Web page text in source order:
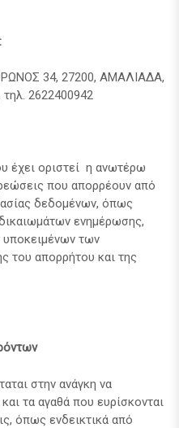
34, 27200, ΑΜΑΛΙΑΔΑ,
2622400942
έχει οριστεί η ανωτέρω
που απορρέουν από
δεδομένων, όπως
ενημέρωσης,
υποκειμένων των
του απορρήτου και της
στην ανάγκη να
τα αγαθά που ευρίσκονται
όπως ενδεικτικά από